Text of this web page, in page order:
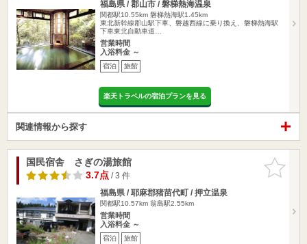
福島県 / 郡山市 / 磐梯熱海温泉
関都駅10.55km 磐梯熱海駅1.45km
東北新幹線郡山駅下車、磐越西線に乗り換え、磐梯熱海駅
下車東北自動車道…
営業時間
入浴料金 ～
宿泊 旅館
楽天トラベルの宿泊プランを見る
関連情報から探す
お気に入
りに追加
国民宿舎 さぎの湯旅館
3.7点/ 3 件
福島県 / 耶麻郡猪苗代町 / 押立温泉
関都駅10.57km 翁島駅2.55km
営業時間
入浴料金 ～
宿泊 旅館